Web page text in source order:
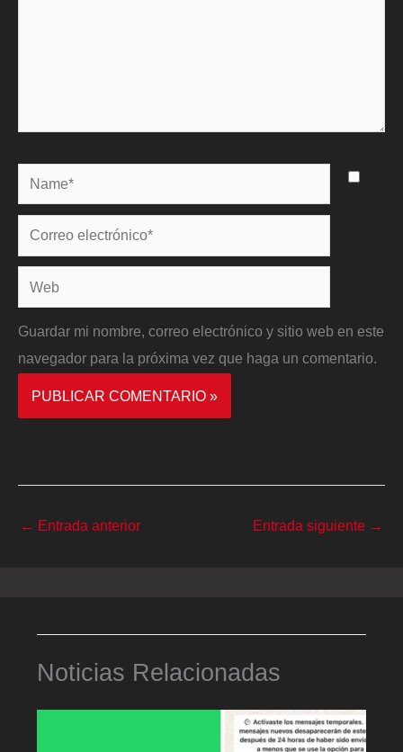
Name*
Correo
electrónico*
Web
Guardar mi nombre, correo electrónico y sitio web en este
navegador para la próxima vez que haga un comentario.
← Entrada anterior Entrada siguiente →
Noticias Relacionadas